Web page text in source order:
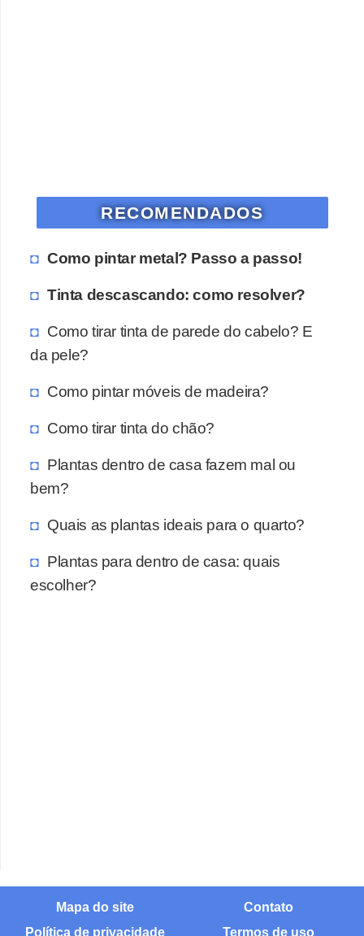
RECOMENDADOS
Como pintar metal? Passo a passo!
Tinta descascando: como resolver?
Como tirar tinta de parede do cabelo? E
da pele?
Como pintar móveis de madeira?
Como tirar tinta do chão?
Plantas dentro de casa fazem mal ou
bem?
Quais as plantas ideais para o quarto?
Plantas para dentro de casa: quais
escolher?
Mapa do site
Contato
Política de privacidade
Termos de uso